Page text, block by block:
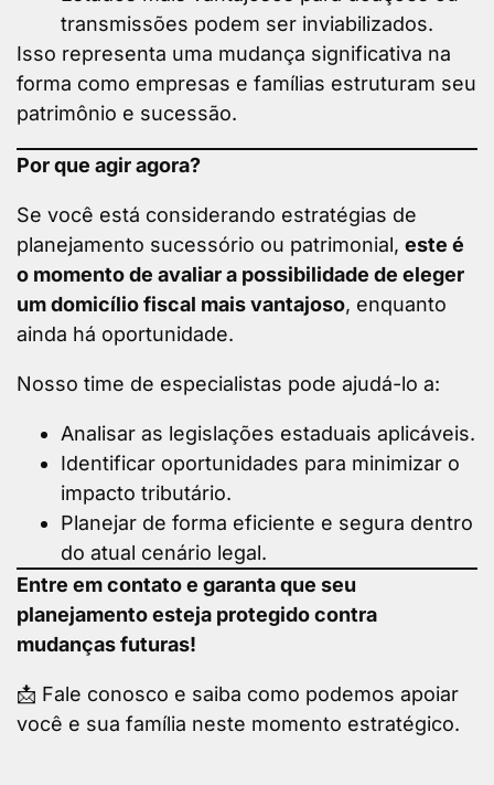
transmissões podem ser inviabilizados.
Isso representa uma mudança significativa na
forma como empresas e famílias estruturam seu
patrimônio e sucessão.
Por que agir agora?
Se você está considerando estratégias de
planejamento sucessório ou patrimonial, este é
o momento de avaliar a possibilidade de eleger
um domicílio fiscal mais vantajoso, enquanto
ainda há oportunidade.
Nosso time de especialistas pode ajudá-lo a:
Analisar as legislações estaduais aplicáveis.
Identificar oportunidades para minimizar o
impacto tributário.
Planejar de forma eficiente e segura dentro
do atual cenário legal.
Entre em contato e garanta que seu
planejamento esteja protegido contra
mudanças futuras!
📩 Fale conosco e saiba como podemos apoiar
você e sua família neste momento estratégico.